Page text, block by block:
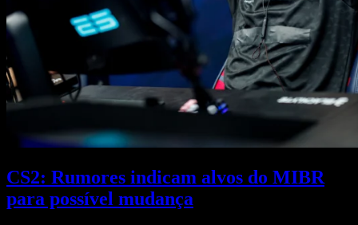
CS2: Rumores indicam alvos do MIBR
para possível mudança